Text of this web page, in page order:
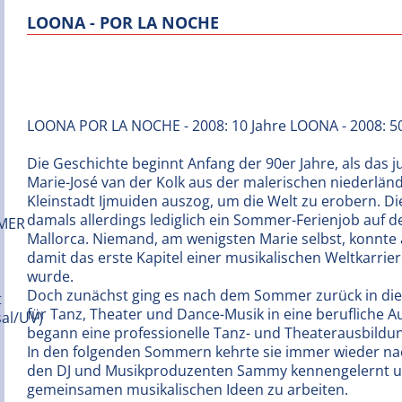
LOONA - POR LA NOCHE
LOONA POR LA NOCHE - 2008: 10 Jahre LOONA - 2008:
Die Geschichte beginnt Anfang der 90er Jahre, als das
Marie-José van der Kolk aus der malerischen
Kleinstadt Ijmuiden auszog, um die Welt zu erobern.
damals allerdings lediglich ein Sommer-Ferienjob auf
Mallorca. Niemand, am wenigsten Marie selbst, konnte
damit das erste Kapitel einer musikalischen
wurde.
Doch zunächst ging es nach dem Sommer zurück in
für Tanz, Theater und Dance-Musik in eine berufliche
begann eine professionelle Tanz- und
In den folgenden Sommern kehrte sie immer wieder
den DJ und Musikproduzenten Sammy
gemeinsamen musikalischen Ideen zu arbeiten.